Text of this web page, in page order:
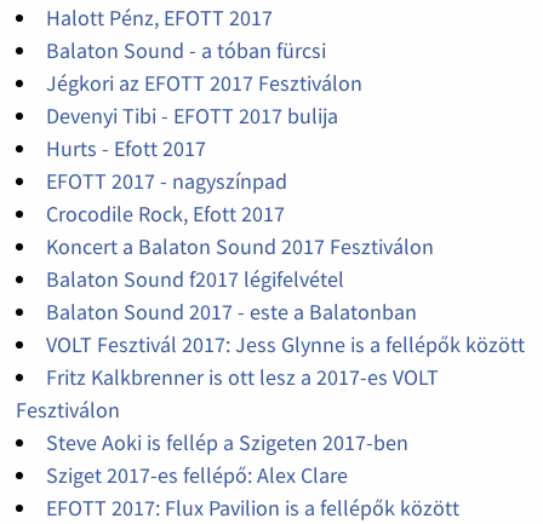
Halott Pénz, EFOTT 2017
Balaton Sound - a tóban fürcsi
Jégkori az EFOTT 2017 Fesztiválon
Devenyi Tibi - EFOTT 2017 bulija
Hurts - Efott 2017
EFOTT 2017 - nagyszínpad
Crocodile Rock, Efott 2017
Koncert a Balaton Sound 2017 Fesztiválon
Balaton Sound f2017 légifelvétel
Balaton Sound 2017 - este a Balatonban
VOLT Fesztivál 2017: Jess Glynne is a fellépők között
Fritz Kalkbrenner is ott lesz a 2017-es VOLT
Fesztiválon
Steve Aoki is fellép a Szigeten 2017-ben
Sziget 2017-es fellépő: Alex Clare
EFOTT 2017: Flux Pavilion is a fellépők között